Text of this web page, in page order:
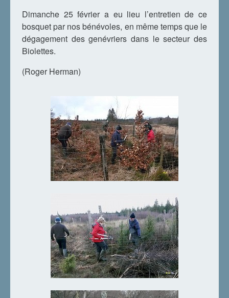
Dimanche 25 février a eu lieu l’entretien de ce
bosquet par nos bénévoles, en même temps que le
dégagement des genévriers dans le secteur des
Biolettes.
(Roger Herman)